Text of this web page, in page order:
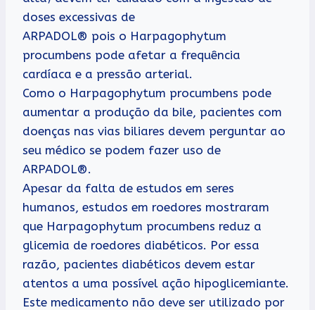
doses excessivas de
ARPADOL® pois o Harpagophytum
procumbens pode afetar a frequência
cardíaca e a pressão arterial.
Como o Harpagophytum procumbens pode
aumentar a produção da bile, pacientes com
doenças nas vias biliares devem perguntar ao
seu médico se podem fazer uso de
ARPADOL®.
Apesar da falta de estudos em seres
humanos, estudos em roedores mostraram
que Harpagophytum procumbens reduz a
glicemia de roedores diabéticos. Por essa
razão, pacientes diabéticos devem estar
atentos a uma possível ação hipoglicemiante.
Este medicamento não deve ser utilizado por